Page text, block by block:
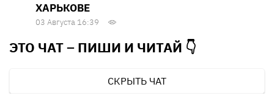
ХАРЬКОВЕ
03 Августа 16:39
ЭТО ЧАТ – ПИШИ И ЧИТАЙ 👇
СКРЫТЬ ЧАТ